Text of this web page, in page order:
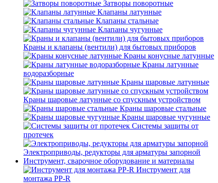
Затворы поворотные
Клапаны латунные
Клапаны стальные
Клапаны чугунные
Краны и клапаны (вентили) для бытовых приборов
Краны конусные латунные
Краны латунные
водоразборные
Краны шаровые латунные
Краны шаровые латунные со спускным устройством
Краны шаровые стальные
Краны шаровые чугунные
Системы защиты от
протечек
Электроприводы, редукторы для арматуры запорной
Инструмент, сварочное оборудование и материалы
Инструмент для
монтажа PP-R